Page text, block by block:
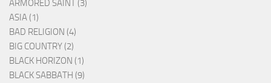
ARMORED SAINT (3)
ASIA (1)
BAD RELIGION (4)
BIG COUNTRY (2)
BLACK HORIZON (1)
BLACK SABBATH (9)